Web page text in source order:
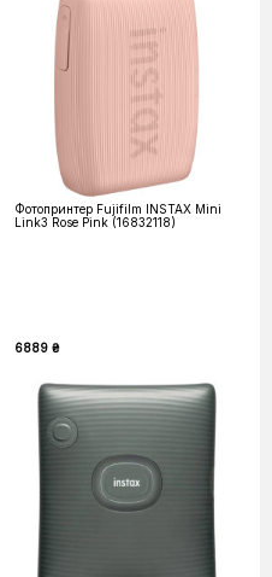
Фотопринтер Fujifilm INSTAX Mini
Link3 Rose Pink (16832118)
6889 ₴